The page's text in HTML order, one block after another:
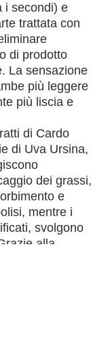
i secondi) e
trattata con
di prodotto
La sensazione
più leggere
più liscia e
di Cardo
di Uva Ursina,
dei grassi,
e
mentre i
svolgono
alla